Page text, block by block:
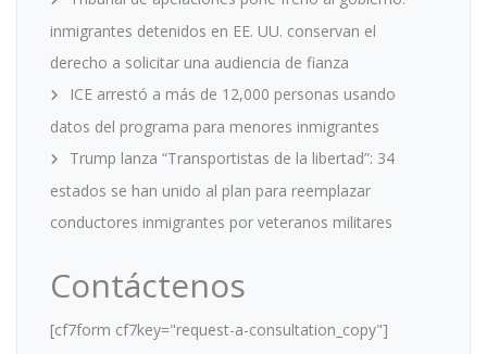
inmigrantes detenidos en EE. UU. conservan el
derecho a solicitar una audiencia de fianza
ICE arrestó a más de 12,000 personas usando
datos del programa para menores inmigrantes
Trump lanza “Transportistas de la libertad”: 34
estados se han unido al plan para reemplazar
conductores inmigrantes por veteranos militares
Contáctenos
[cf7form cf7key="request-a-consultation_copy"]